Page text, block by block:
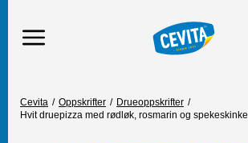
DU ER HER
Cevita Oppskrifter
Drueoppskrifter
Hvit druepizza med rødløk, rosmarin og spekeskinke